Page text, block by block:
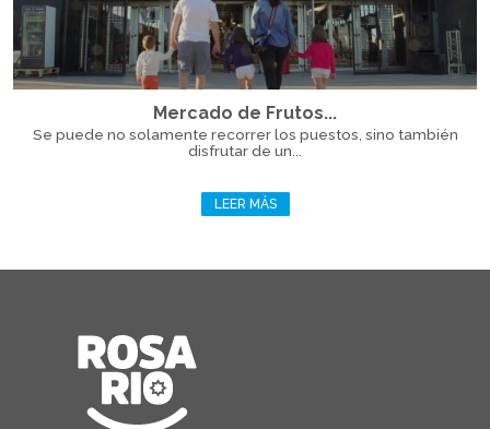
Mercado de Frutos...
Se puede no solamente recorrer los puestos, sino también
disfrutar de un...
LEER MÁS